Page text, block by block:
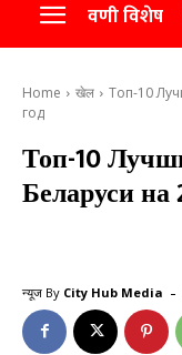
वणी विशेष
Home खेल
Топ-10
год
Топ-10
Беларуси на
न्यूज By City Hub Media -